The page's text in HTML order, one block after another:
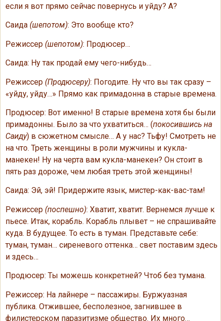
если я вот прямо сейчас повернусь и уйду? А?
Саида (шепотом): Это вообще кто?
Режиссер (шепотом): Продюсер…
Саида: Ну так продай ему чего-нибудь…
Режиссер (Продюсеру): Погодите. Ну что вы так сразу –
«уйду, уйду…» Прямо как примадонна в старые времена.
Продюсер: Вот именно! В старые времена хотя бы были
примадонны. Было за что ухватиться… (покосившись на
Саиду) в сюжетном смысле… А у нас? Тьфу! Смотреть не
на что. Треть женщины в роли мужчины и кукла-
манекен! Ну на черта вам кукла-манекен? Он стоит в
пять раз дороже, чем любая треть этой женщины!
Саида: Эй, эй! Придержите язык, мистер-как-вас-там!
Режиссер (поспешно): Хватит, хватит. Вернемся лучше к
пьесе. Итак, корабль. Корабль плывет – не спрашивайте
куда. В будущее. То есть в туман. Представьте себе:
туман, туман… сиреневого оттенка… свет поставим здесь
и здесь…
Продюсер: Ты можешь конкретней? Чтоб без тумана.
Режиссер: На лайнере – пассажиры. Буржуазная
публика. Отжившее, бесполезное, загнившее в
филистерском паразитизме общество. Их много…